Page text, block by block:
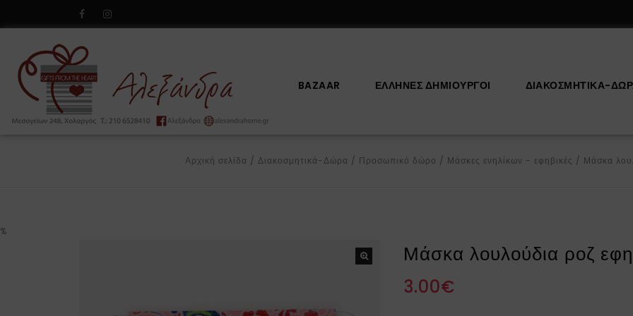
BAZAAR ΕΛΛΗΝΕΣ ΔΗΜΙΟΥΡΓΟΙ ΔΙΑΚΟΣΜΗΤΙΚΆ-
Αρχική σελίδα / Διακοσμητικά-Δώρα / Προσωπικό δώρο / Μάσκες ενηλίκων - εφηβικές / Μάσκα
%
Μάσκα λουλούδια ροζ
3.00€